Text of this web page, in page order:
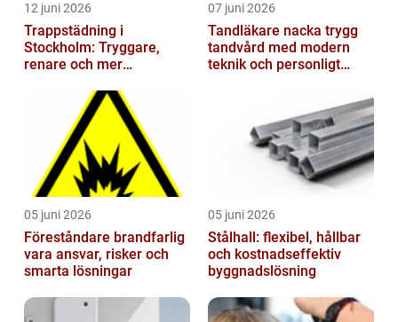
12 juni 2026
Trappstädning i
Stockholm: Tryggare,
renare och mer
07 juni 2026
Tandläkare nacka trygg
tandvård med modern
teknik och personligt
05 juni 2026
Föreståndare brandfarlig
vara ansvar, risker och
smarta lösningar
05 juni 2026
Stålhall: flexibel, hållbar
och kostnadseffektiv
byggnadslösning